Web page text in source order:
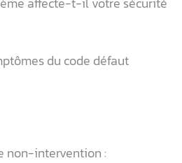
du code défaut
non-intervention :